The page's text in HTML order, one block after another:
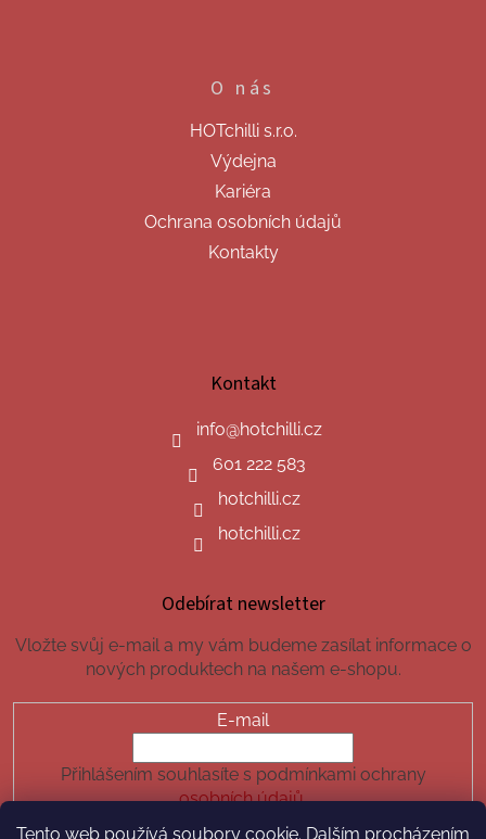
Tento web používá soubory cookie. Dalším procházením
O nás
HOTchilli s.r.o.
Výdejna
Kariéra
Ochrana osobních údajů
Kontakty
Kontakt
info@hotchilli.cz
601 222 583
hotchilli.cz
hotchilli.cz
Odebírat newsletter
Vložte svůj e-mail a my vám budeme zasílat informace o
nových produktech na našem e-shopu.
E-mail
Přihlášením souhlasíte s podmínkami ochrany
osobních údajů.